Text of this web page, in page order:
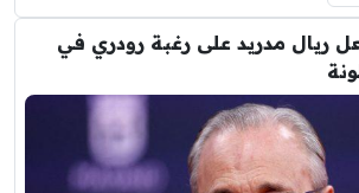
ريال مدريد على رغبة رودري في